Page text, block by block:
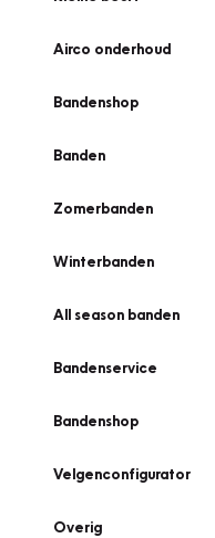
Airco onderhoud
Bandenshop
Banden
Zomerbanden
Winterbanden
All season banden
Bandenservice
Bandenshop
Velgenconfigurator
Overig